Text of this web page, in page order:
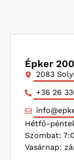
Épker
2083
+36 26
Hétfő-
Szombat:
Vasárnap: